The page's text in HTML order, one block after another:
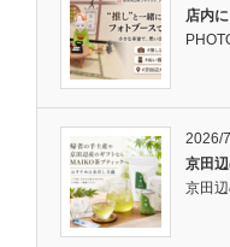
店内
2026/
京田
京田